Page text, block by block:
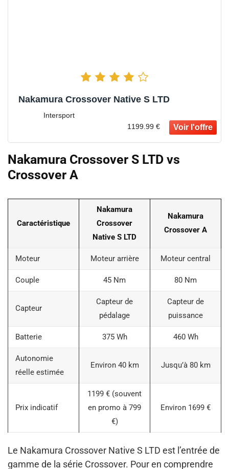
Nakamura Crossover Native S LTD
Intersport
1199.99 €
Nakamura Crossover S LTD vs
Crossover A
Caractéristique
Nakamura
Crossover
Native S LTD
Nakamura
Crossover A
Moteur Moteur arrière Moteur central
Couple 45 Nm 80 Nm
Capteur
Capteur de
pédalage
Capteur de
puissance
Batterie 375 Wh 460 Wh
Autonomie
réelle estimée
Environ 40 km Jusqu’à 80 km
Prix indicatif
1199 € (souvent
en promo à 799
€)
Environ 1699 €
Le Nakamura Crossover Native S LTD est l’entrée de
gamme de la série Crossover. Pour en comprendre